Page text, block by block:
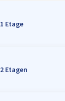
1 Etage
2 Etagen